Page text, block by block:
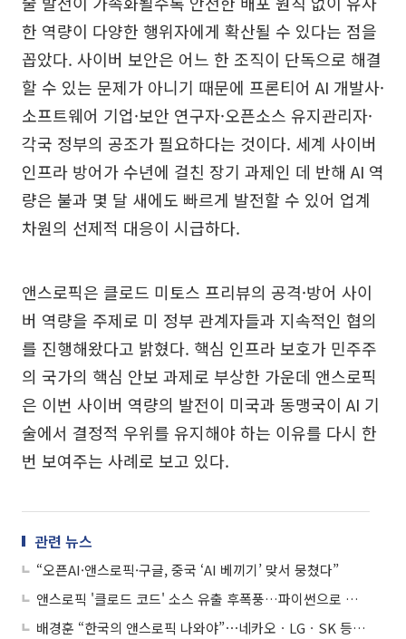
한 역량이 다양한 행위자에게 확산될 수 있다는 점을
꼽았다. 사이버 보안은 어느 한 조직이 단독으로 해결
할 수 있는 문제가 아니기 때문에 프론티어 AI 개발사·
소프트웨어 기업·보안 연구자·오픈소스 유지관리자·
각국 정부의 공조가 필요하다는 것이다. 세계 사이버
인프라 방어가 수년에 걸친 장기 과제인 데 반해 AI 역
량은 불과 몇 달 새에도 빠르게 발전할 수 있어 업계
차원의 선제적 대응이 시급하다.
앤스로픽은 클로드 미토스 프리뷰의 공격·방어 사이
버 역량을 주제로 미 정부 관계자들과 지속적인 협의
를 진행해왔다고 밝혔다. 핵심 인프라 보호가 민주주
의 국가의 핵심 안보 과제로 부상한 가운데 앤스로픽
은 이번 사이버 역량의 발전이 미국과 동맹국이 AI 기
술에서 결정적 우위를 유지해야 하는 이유를 다시 한
번 보여주는 사례로 보고 있다.
관련 뉴스
“오픈AI·앤스로픽·구글, 중국 ‘AI 베끼기’ 맞서 뭉쳤다”
앤스로픽 '클로드 코드' 소스 유출 후폭풍…파이썬으로 재구현 ‘claw-code’ 논란
배경훈 “한국의 앤스로픽 나와야”⋯네카오ㆍLGㆍSK 등에 과감한 투자 당부